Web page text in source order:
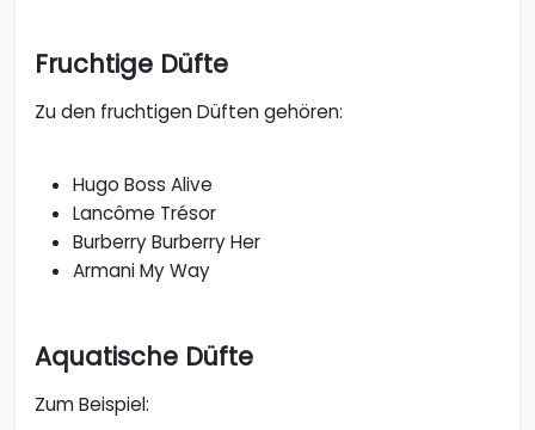
Fruchtige Düfte
Zu den fruchtigen Düften gehören:
Hugo Boss Alive
Lancôme Trésor
Burberry Burberry Her
Armani My Way
Aquatische Düfte
Zum Beispiel: